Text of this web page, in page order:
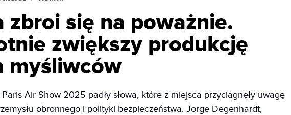
zbroi się na poważnie.
zwiększy produkcję
myśliwców
Air Show 2025 padły słowa, które z miejsca przyciągnęły uwagę
obronnego i polityki bezpieczeństwa. Jorge Degenhardt,